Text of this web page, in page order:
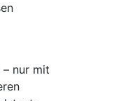
nur mit